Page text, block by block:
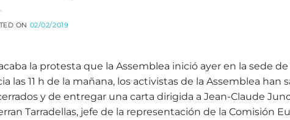
ON 02/02/2019
la protesta que la Assemblea inició ayer en la sede
las 11 h de la mañana, los activistas de la Assemblea han
y de entregar una carta dirigida a Jean-Claude
Tarradellas, jefe de la representación de la Comisión